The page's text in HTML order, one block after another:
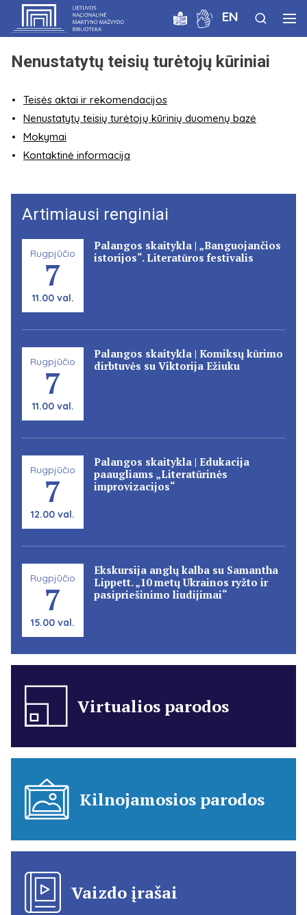
EN
Nenustatytų teisių turėtojų kūriniai
Teisės aktai ir rekomendacijos
Nenustatytų teisių turėtojų kūrinių duomenų bazė
Mokymai
Kontaktinė informacija
Artimiausi renginiai
Rugpjūčio
7
11.00 val.
Palangos skaitykla | „Banguojančios
istorijos“. Literatūros festivalis
Rugpjūčio
7
11.00 val.
Palangos skaitykla | Komiksų kūrimo
dirbtuvės su Viktorija Ežiuku
Rugpjūčio
7
12.00 val.
Palangos skaitykla | Edukacija
paaugliams „Literatūrinės
improvizacijos“
Rugpjūčio
7
15.00 val.
Ekskursija anglų kalba su Samantha
Lippett. „10 metų Ukrainos ryžto ir
pasipriešinimo liudijimai“
Virtualios parodos
Kilnojamosios parodos
Vaizdo įrašai